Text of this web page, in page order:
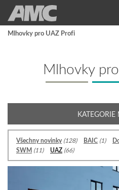
Mlhovky pro UAZ Profi
Mlhovky
Všechny novinky (128) BAIC (1)
SWM (11) UAZ (66)